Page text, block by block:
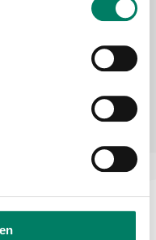
on accessibility